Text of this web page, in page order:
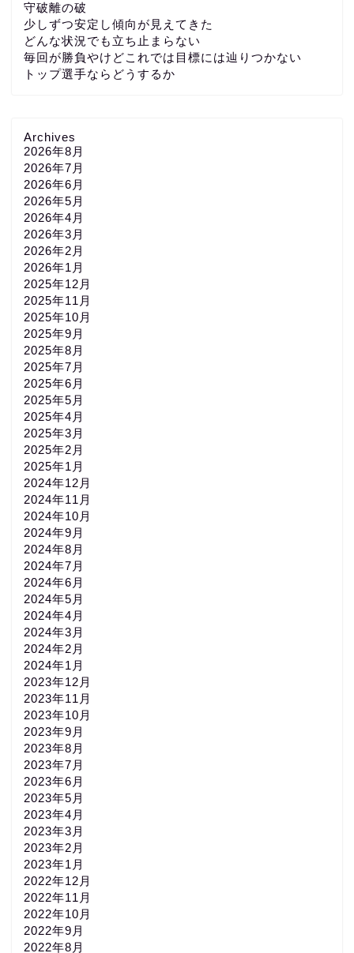
守破離の破
少しずつ安定し傾向が見えてきた
どんな状況でも立ち止まらない
毎回が勝負やけどこれでは目標には辿りつかない
トップ選手ならどうするか
Archives
2026年8月
2026年7月
2026年6月
2026年5月
2026年4月
2026年3月
2026年2月
2026年1月
2025年12月
2025年11月
2025年10月
2025年9月
2025年8月
2025年7月
2025年6月
2025年5月
2025年4月
2025年3月
2025年2月
2025年1月
2024年12月
2024年11月
2024年10月
2024年9月
2024年8月
2024年7月
2024年6月
2024年5月
2024年4月
2024年3月
2024年2月
2024年1月
2023年12月
2023年11月
2023年10月
2023年9月
2023年8月
2023年7月
2023年6月
2023年5月
2023年4月
2023年3月
2023年2月
2023年1月
2022年12月
2022年11月
2022年10月
2022年9月
2022年8月